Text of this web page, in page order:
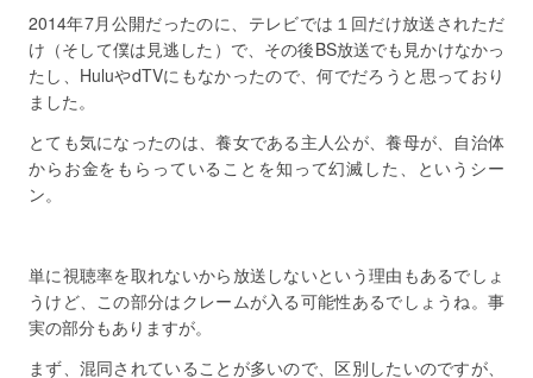
2014年7月公開だったのに、テレビでは１回だけ放送されただ
け（そして僕は見逃した）で、その後BS放送でも見かけなかっ
たし、HuluやdTVにもなかったので、何でだろうと思っており
ました。
とても気になったのは、養女である主人公が、養母が、自治体
からお金をもらっていることを知って幻滅した、というシー
ン。
単に視聴率を取れないから放送しないという理由もあるでしょ
うけど、この部分はクレームが入る可能性あるでしょうね。事
実の部分もありますが。
まず、混同されていることが多いので、区別したいのですが、